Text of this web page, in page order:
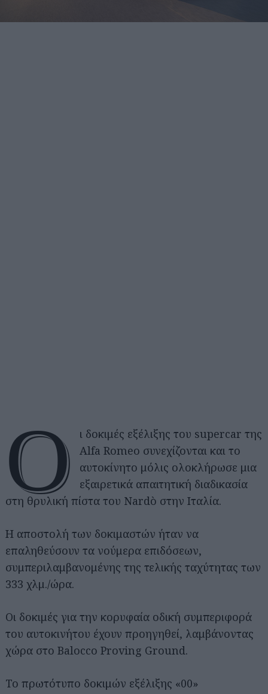
Ο
ι δοκιμές εξέλιξης του supercar της
Alfa Romeo συνεχίζονται και το
αυτοκίνητο μόλις ολοκλήρωσε μια
εξαιρετικά απαιτητική διαδικασία
στη θρυλική πίστα του Nardò στην Ιταλία.
Η αποστολή των δοκιμαστών ήταν να
επαληθεύσουν τα νούμερα επιδόσεων,
συμπεριλαμβανομένης της τελικής ταχύτητας των
333 χλμ./ώρα.
Οι δοκιμές για την κορυφαία οδική συμπεριφορά
του αυτοκινήτου έχουν προηγηθεί, λαμβάνοντας
χώρα στο Balocco Proving Ground.
Το πρωτότυπο δοκιμών εξέλιξης «00»